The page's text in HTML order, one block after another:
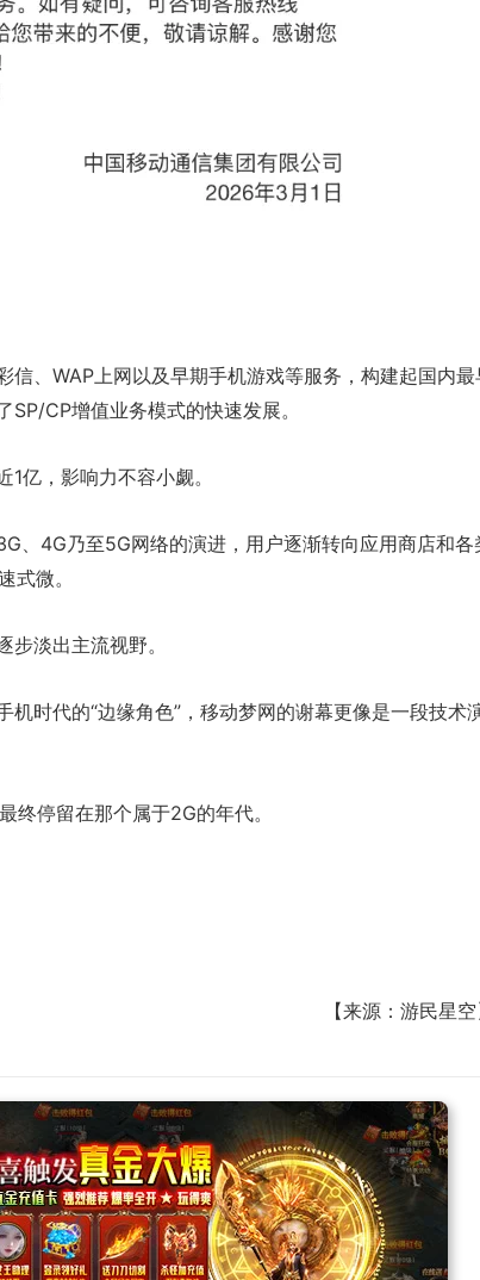
信、WAP上网以及早期手机游戏等服务，构建起国内最
CP增值业务模式的快速发展。
亿，影响力不容小觑。
、4G乃至5G网络的演进，用户逐渐转向应用商店和各
式微。
淡出主流视野。
机时代的“边缘角色”，移动梦网的谢幕更像是一段技术
终停留在那个属于2G的年代。
【来源：游民星空